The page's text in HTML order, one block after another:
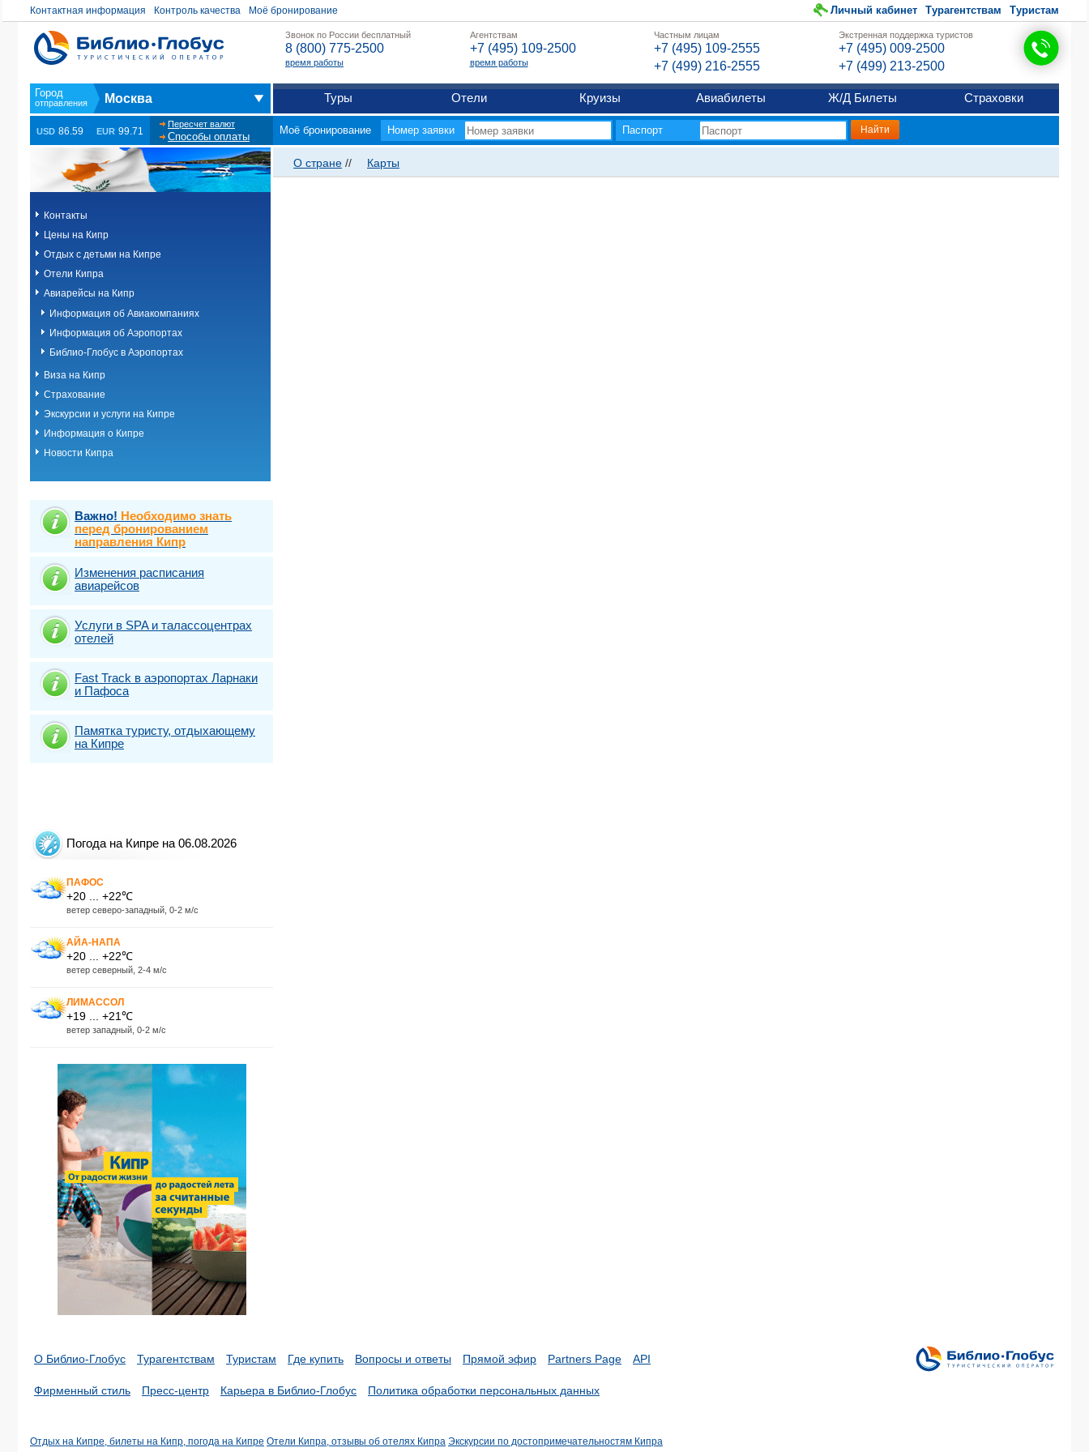
Контактная информация Контроль качества Моё бронирование Личный кабинет Турагентствам Туристам
Звонок по России бесплатный
8 (800) 775-2500
время работы
Агентствам
+7 (495) 109-2500
время работы
Частным лицам
+7 (495) 109-2555
+7 (499) 216-2555
Экстренная поддержка туристов
+7 (495) 009-2500
+7 (499) 213-2500
Москва Туры Отели Круизы Авиабилеты Ж/Д Билеты Страховки
USD 86.59 EUR 99.71
Пересчет валют
Способы оплаты
Моё бронирование Номер заявки Паспорт
Контакты
Цены на Кипр
Отдых с детьми на Кипре
Отели Кипра
Авиарейсы на Кипр
Информация об Авиакомпаниях
Информация об Аэропортах
Библио-Глобус в Аэропортах
Виза на Кипр
Страхование
Экскурсии и услуги на Кипре
Информация о Кипре
Новости Кипра
Важно! Необходимо знать
перед бронированием
направления Кипр
Изменения расписания
авиарейсов
Услуги в SPA и талассоцентрах
отелей
Fast Traсk в аэропортах Ларнаки
и Пафоса
Памятка туристу, отдыхающему
на Кипре
Погода на Кипре на 06.08.2026
ПАФОС
+20 ... +22℃
ветер северо-западный, 0-2 м/с
АЙА-НАПА
+20 ... +22℃
ветер северный, 2-4 м/с
ЛИМАССОЛ
+19 ... +21℃
ветер западный, 0-2 м/с
О стране // Карты
О Библио-Глобус Турагентствам Туристам Где купить Вопросы и ответы Прямой эфир Partners Page API
Фирменный стиль Пресс-центр Карьера в Библио-Глобус Политика обработки персональных данных
Отдых на Кипре, билеты на Кипр, погода на Кипре Отели Кипра, отзывы об отелях Кипра Экскурсии по достопримечательностям Кипра